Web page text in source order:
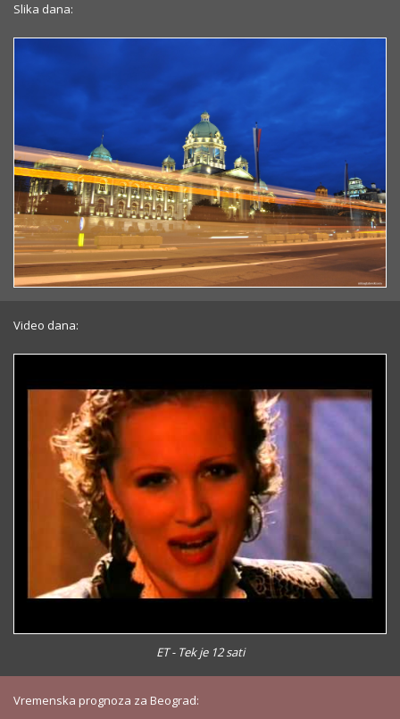
Slika dana:
Video dana:
ET - Tek je 12 sati
Vremenska prognoza za Beograd: